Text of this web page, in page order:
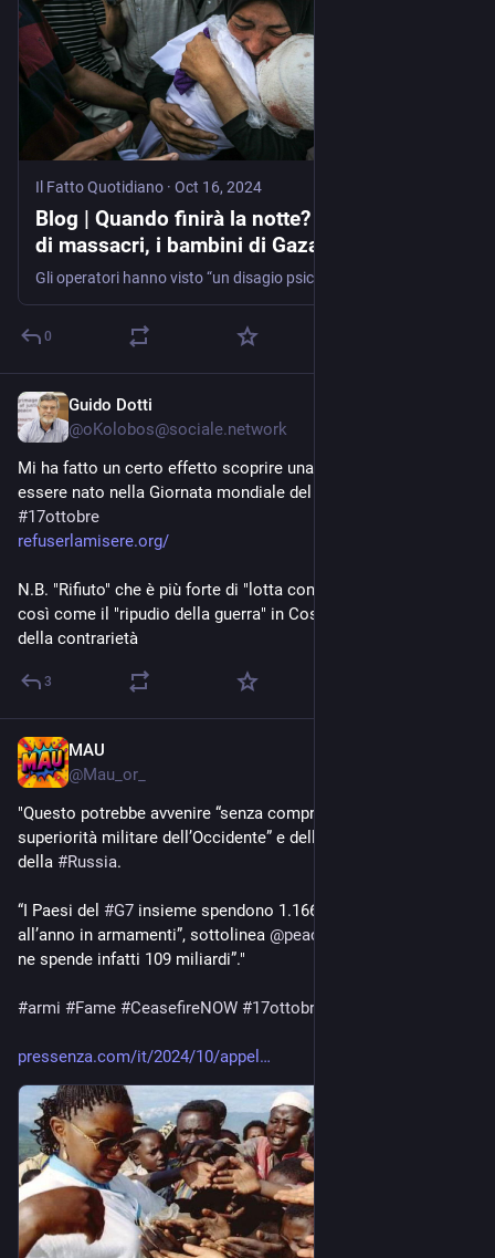
Il Fatto Quotidiano · Oct 16, 2024
Blog | Quando finirà la notte? Dopo un anno
di massacri, i bambini di Gaza vogliono
morire - Il Fatto Quotidiano
0
Guido Dotti
@oKolobos@sociale.network
Mi ha fatto un certo effetto scoprire una ventina d'anni fa di
essere nato nella Giornata mondiale del rifiuto della miseria
#17ottobre
refuserlamisere.org/
N.B. "Rifiuto" che è più forte di "lotta contro",
così come il "ripudio della guerra" in Costituzione è più forte
della contrarietà
3
MAU
@Mau_or_
"Questo potrebbe avvenire “senza compromettere la
superiorità militare dell’Occidente” e della
della #Russia.
“I Paesi del #G7 insieme spendono 1.166 miliardi di dollari
all’anno in armamenti”, sottolinea @peacelink
ne spende infatti 109 miliardi”."
#armi #Fame #CeasefireNOW #17ottobre
pressenza.com/it/2024/10/appel